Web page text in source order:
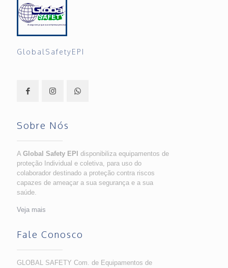
GlobalSafetyEPI
Sobre Nós
A Global Safety EPI disponibiliza equipamentos de
proteção Individual e coletiva, para uso do
colaborador destinado a proteção contra riscos
capazes de ameaçar a sua segurança e a sua
saúde.
Veja mais
Fale Conosco
GLOBAL SAFETY Com. de Equipamentos de